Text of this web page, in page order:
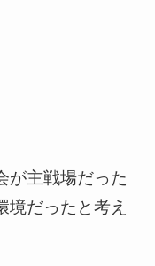
が主戦場だった
境だったと考え